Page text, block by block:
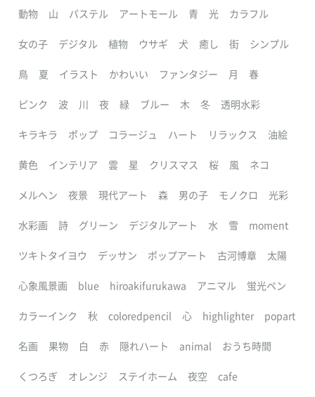
動物 山 パステル アートモール 青 光 カラフル
女の子 デジタル 植物 ウサギ 犬 癒し 街 シンプル
鳥 夏 イラスト かわいい ファンタジー 月 春
ピンク 波 川 夜 緑 ブルー 木 冬 透明水彩
キラキラ ポップ コラージュ ハート リラックス 油絵
黄色 インテリア 雲 星 クリスマス 桜 風 ネコ
メルヘン 夜景 現代アート 森 男の子 モノクロ 光彩
水彩画 詩 グリーン デジタルアート 水 雪 moment
ツキトタイヨウ デッサン ポップアート 古河博章 太陽
心象風景画 blue hiroakifurukawa アニマル 蛍光ペン
カラーインク 秋 coloredpencil 心 highlighter popart
名画 果物 白 赤 隠れハート animal おうち時間
くつろぎ オレンジ ステイホーム 夜空 cafe